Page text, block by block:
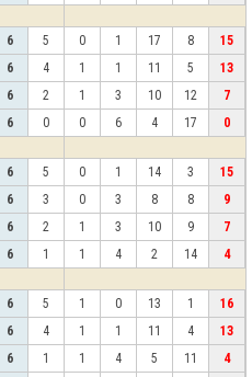
6 5 0 1 17 8
15
6 4 1 1 11 5
13
6 2 1 3 10 12
7
6 0 0 6 4 17
0
6 5 0 1 14 3
15
6 3 0 3 8 8
9
6 2 1 3 10 9
7
6 1 1 4 2 14
4
6 5 1 0 13 1
16
6 4 1 1 11 4
13
6 1 1 4 5 11
4